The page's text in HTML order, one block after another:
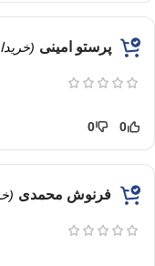
پرستو امینی
0
0
فرنوش محمدی